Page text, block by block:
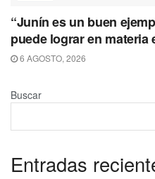
“Junín es un buen
puede lograr en
6 AGOSTO, 2026
Buscar
Entradas